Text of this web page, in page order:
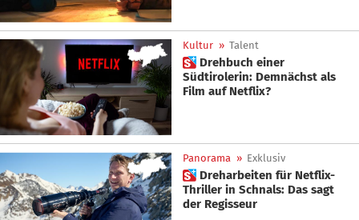
Kultur » Talent
 Drehbuch einer
Südtirolerin: Demnächst als
Film auf Netflix?
Panorama » Exklusiv
 Dreharbeiten für Netflix-
Thriller in Schnals: Das sagt
der Regisseur